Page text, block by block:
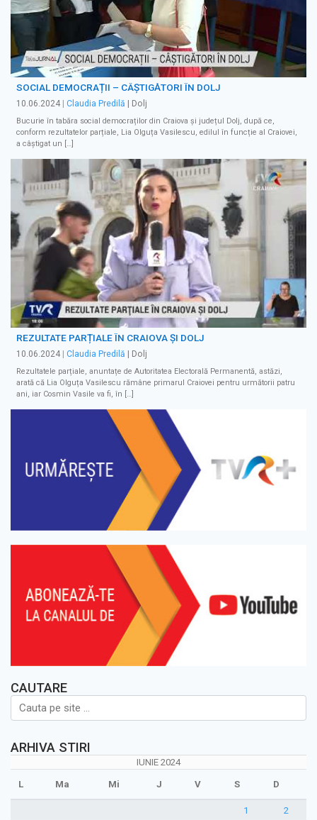
SOCIAL DEMOCRAȚII – CÂȘTIGĂTORI ÎN DOLJ
10.06.2024 Claudia Predilă | Dolj
Bucurie în tabăra social democraților din Craiova și județul Dolj, după ce,
conform rezultatelor parțiale, Lia Olguța Vasilescu, edilul în funcție al Craiovei,
a câștigat un […]
REZULTATE PARȚIALE ÎN CRAIOVA ȘI DOLJ
10.06.2024 | Claudia Predilă | Dolj
Rezultatele parțiale, anuntațe de Autoritatea Electorală Permanentă, astăzi,
arată că Lia Olguța Vasilescu rămâne primarul Craiovei pentru următorii patru
ani, iar Cosmin Vasile va fi, în […]
CAUTARE
ARHIVA STIRI
IUNIE 2024
L Ma Mi J V S D
1
2